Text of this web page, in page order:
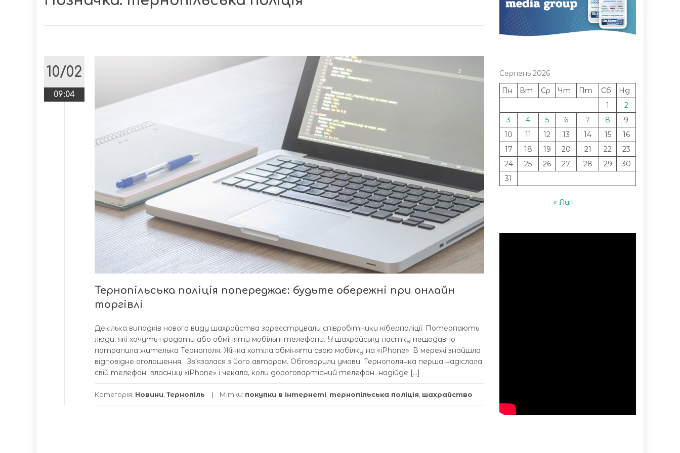
10/02
09:04
Тернопільська поліція попереджає: будьте обережні при онлайн
торгівлі
Декілька випадків нового виду шахрайства зареєстрували співробітники кіберполіції. Потерпають
люди, які хочуть продати або обміняти мобільні телефони. У шахрайську пастку нещодавно
потрапила жителька Тернополя. Жінка хотіла обміняти свою мобілку на «іPhone». В мережі знайшла
відповідне оголошення. Зв’язалася з його автором. Обговорили умови. Тернополянка перша надіслала
свій телефон власниці «іPhone» і чекала, коли дороговартісний телефон надійде […]
Категорія: Новини Тернопіль Мітки: покупки в інтернеті тернопільська поліція шахрайство
Серпень 2026
Пн
Вт Ср Чт Пт Сб
Нд
1
2
3
4 5 6 7 8
9
10
11 12 13 14 15
16
17
18 19 20 21 22
23
24
25 26 27 28 29
30
31
« Лип